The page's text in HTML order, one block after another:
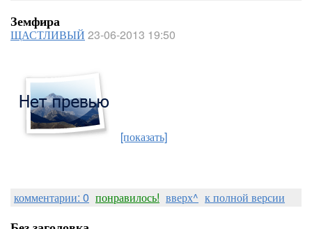
Земфира
ЩАСТЛИВЫЙ 23-06-2013 19:50
[показать]
комментарии: 0 понравилось! вверх^ к полной версии